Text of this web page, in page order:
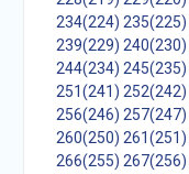
234(224) 235(225)
239(229) 240(230)
244(234) 245(235)
251(241) 252(242)
256(246) 257(247)
260(250) 261(251)
266(255) 267(256)